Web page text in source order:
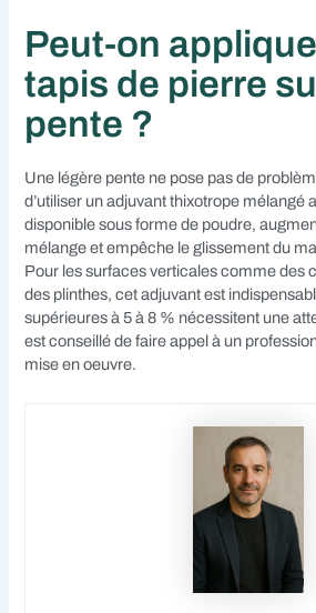
Peut-on
tapis de pierre
pente ?
Une légère pente ne pose pas de
d’utiliser un adjuvant thixotrope mélangé
disponible sous forme de poudre,
mélange et empêche le glissement du
Pour les surfaces verticales comme des
des plinthes, cet adjuvant est
supérieures à 5 à 8 % nécessitent une
est conseillé de faire appel à un
mise en oeuvre.